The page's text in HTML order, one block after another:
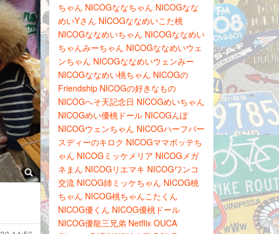
ちゃん NICOGななちゃん NICOGなな
めいYさん NICOGななめいこた桃
NICOGななめいちゃん NICOGななめい
ちゃんみーちゃん NICOGななめいウェ
ンちゃん NICOGななめいウェンみー
NICOGななめい桃ちゃん NICOGの
Friendship NICOGの好きなもの
NICOGへそ天記念日 NICOGめいちゃん
NICOGめい優桃ドール NICOGんぽ
NICOGウェンちゃん NICOGハーフバー
スディーのキロク NICOGママボッテち
ゃん NICOGミッケメリア NICOGメガ
ネまん NICOGリエマキ NICOGワンコ
交流 NICOG姉ミッケちゃん NICOG桃
ちゃん NICOG桃ちゃんこたくん
NICOG優くん NICOG優桃ドール
NICOG優龍三兄弟 Netflix OUCA